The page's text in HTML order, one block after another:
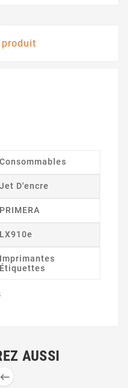
Consommables
Jet D'encre
PRIMERA
LX910e
Imprimantes
Étiquettes
AUSSI
